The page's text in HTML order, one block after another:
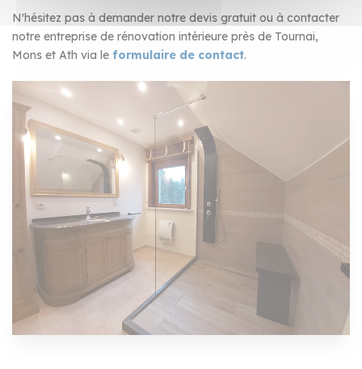
N'hésitez pas à demander notre devis gratuit ou à contacter
notre entreprise de rénovation intérieure près de Tournai,
Mons et Ath via le formulaire de contact.